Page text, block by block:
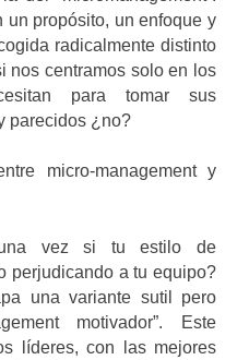
un propósito, un enfoque y
radicalmente distinto
nos centramos solo en los
para tomar sus
parecidos ¿no?
micro-management y
vez si tu estilo de
perjudicando a tu equipo?
una variante sutil pero
motivador”. Este
líderes, con las mejores